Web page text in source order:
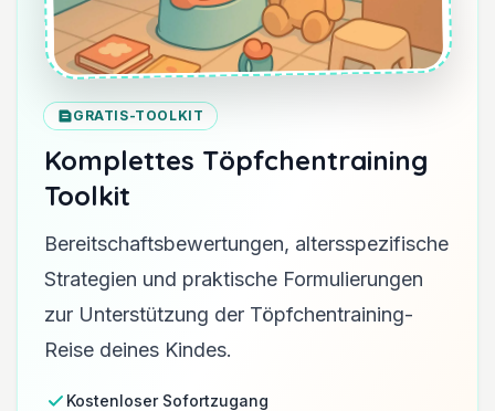
GRATIS-TOOLKIT
Komplettes Töpfchentraining
Toolkit
Bereitschaftsbewertungen, altersspezifische
Strategien und praktische Formulierungen
zur Unterstützung der Töpfchentraining-
Reise deines Kindes.
Kostenloser Sofortzugang